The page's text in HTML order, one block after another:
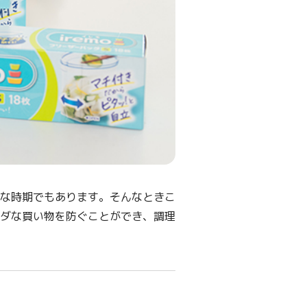
時期でもあります。そんなときこ
な買い物を防ぐことができ、調理